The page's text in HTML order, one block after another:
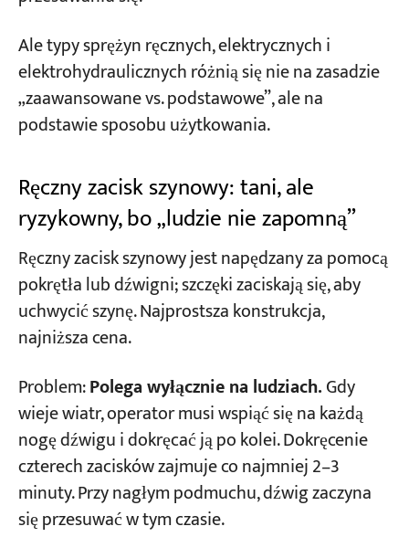
Ale typy sprężyn ręcznych, elektrycznych i
elektrohydraulicznych różnią się nie na zasadzie
„zaawansowane vs. podstawowe”, ale na
podstawie sposobu użytkowania.
Ręczny zacisk szynowy: tani, ale
ryzykowny, bo „ludzie nie zapomną”
Ręczny zacisk szynowy jest napędzany za pomocą
pokrętła lub dźwigni; szczęki zaciskają się, aby
uchwycić szynę. Najprostsza konstrukcja,
najniższa cena.
Problem:Polega wyłącznie na ludziach.Gdy
wieje wiatr, operator musi wspiąć się na każdą
nogę dźwigu i dokręcać ją po kolei. Dokręcenie
czterech zacisków zajmuje co najmniej 2–3
minuty. Przy nagłym podmuchu, dźwig zaczyna
się przesuwać w tym czasie.